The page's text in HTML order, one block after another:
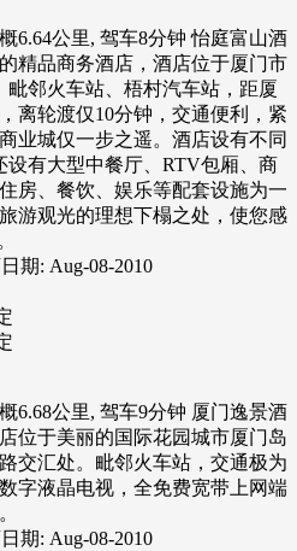
6.64公里, 驾车8分钟 怡庭富山酒
精品商务酒店，酒店位于厦门市
邻火车站、梧村汽车站，距厦
离轮渡仅10分钟，交通便利，紧
业城仅一步之遥。酒店设有不同
设有大型中餐厅、RTV包厢、商
房、餐饮、娱乐等配套设施为一
游观光的理想下榻之处，使您感
期: Aug-08-2010
6.68公里, 驾车9分钟 厦门逸景酒
位于美丽的国际花园城市厦门岛
交汇处。毗邻火车站，交通极为
字液晶电视，全免费宽带上网端
期: Aug-08-2010